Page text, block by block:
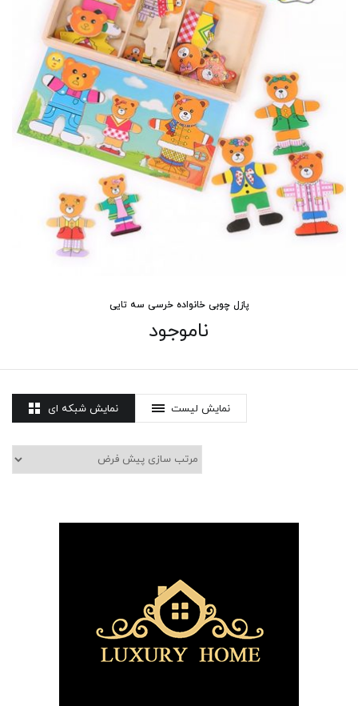
پازل چوبی خانواده خرسی سه تایی
ناموجود
نمایش شبکه ای نمایش لیست